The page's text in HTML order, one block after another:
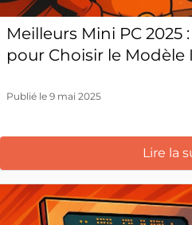
Meilleurs Mini PC 2025
pour Choisir le Modèle
Publié le 9 mai 2025
Lire la